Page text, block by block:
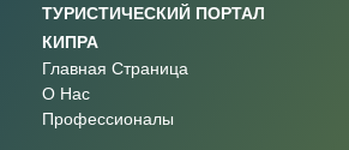
ТУРИСТИЧЕСКИЙ ПОРТАЛ
КИПРА
Главная Страница
О Нас
Профессионалы